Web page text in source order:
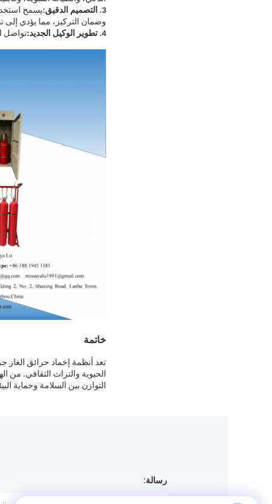
3. التصميم الدقيق:
وضمان التركيز، مما يؤدي إلى
4. تطوير الوكيل الجديد:
تواصل
خاتمة
تعد أنظمة إخماد حرائق الغاز
الحيوية والتراث الثقافي. من
التوازن بين السلامة وحماية
رسالة: